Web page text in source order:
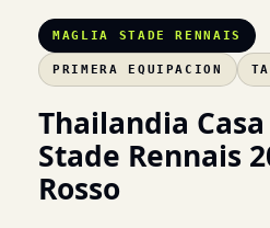
MAGLIA STADE RENNAIS
PRIMERA EQUIPACION
Thailandia
Stade Rennais
Rosso